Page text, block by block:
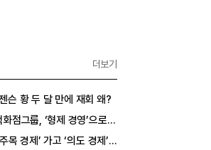
더보기
황 두 달 만에 재회 왜?
, ‘형제 경영’으로 방향 틀었다
경제’ 가고 ‘의도 경제’ 왔다”